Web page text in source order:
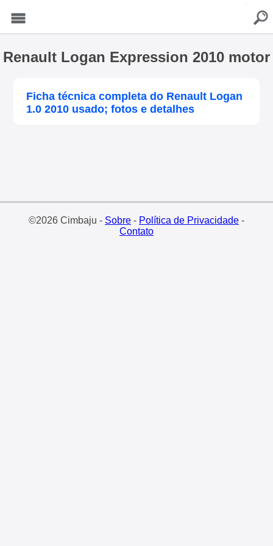
Renault Logan Expression 2010 motor
Ficha técnica completa do Renault Logan
1.0 2010 usado; fotos e detalhes
©2026 Cimbaju - Sobre- Política de Privacidade-
Contato